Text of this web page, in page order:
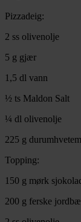
Pizzadeig:
2 ss olivenolje
5 g gjær
1,5 dl vann
½ ts Maldon Salt
¼ dl olivenolje
225 g
Topping:
150 g mørk
200 g ferske